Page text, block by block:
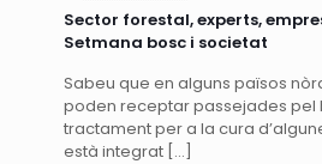
Sector forestal, experts,
Setmana bosc i societat
Sabeu que en alguns països
poden receptar passejades pel
tractament per a la cura
està integrat […]